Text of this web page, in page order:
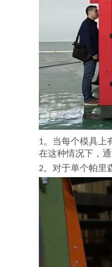
1。当每个模具上
在这种情况下，
2。对于单个帕里